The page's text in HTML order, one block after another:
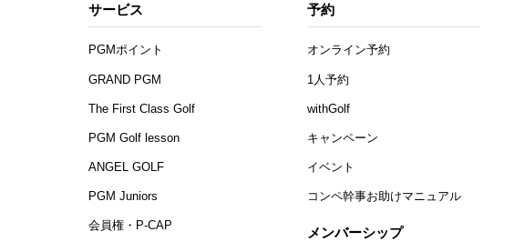
サービス
PGMポイント
GRAND PGM
The First Class Golf
PGM Golf lesson
ANGEL GOLF
PGM Juniors
会員権・P-CAP
予約
オンライン予約
1人予約
withGolf
キャンペーン
イベント
コンペ幹事お助けマニュアル
メンバーシップ